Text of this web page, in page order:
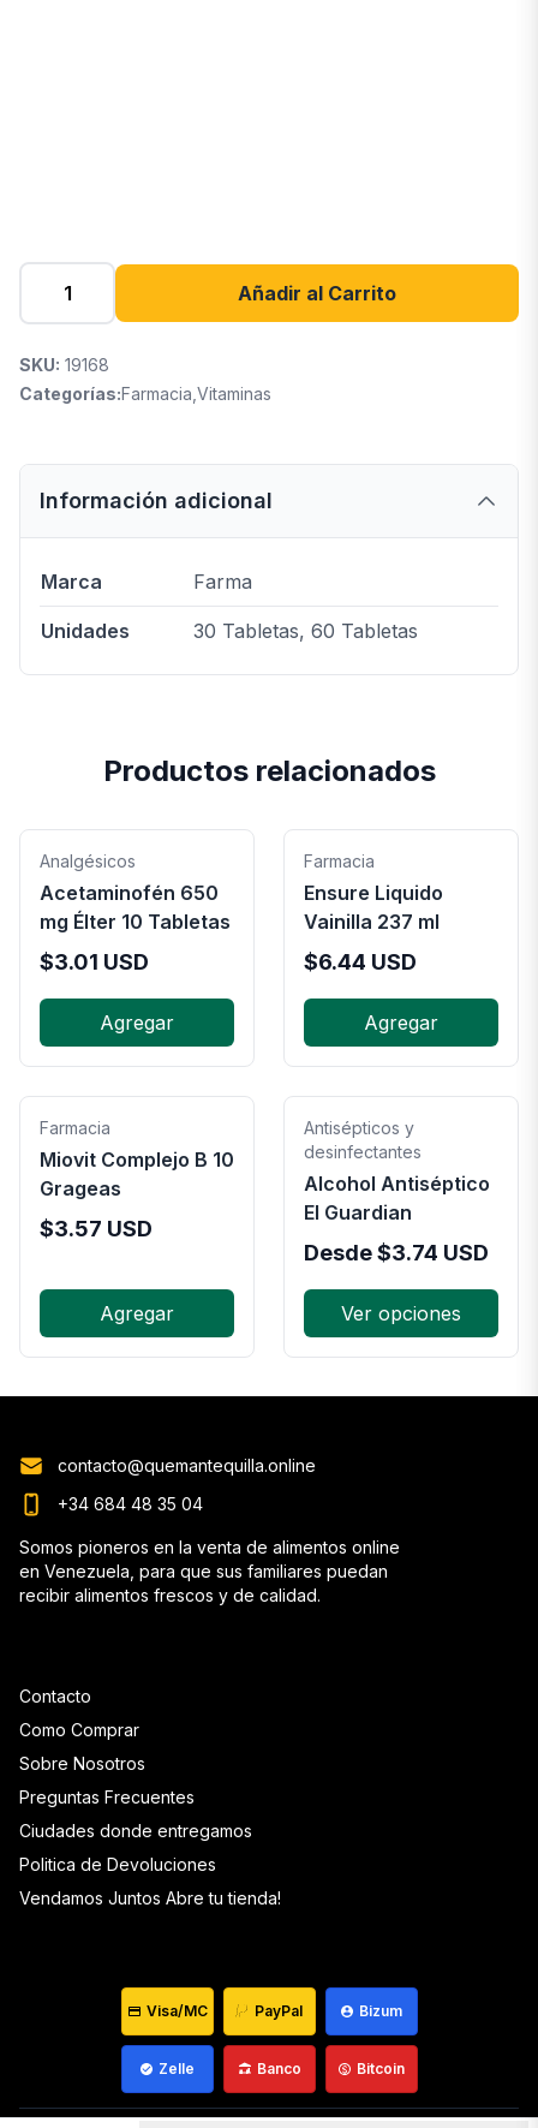
Añadir al Carrito
SKU: 19168
Categorías:Farmacia Vitaminas
Información adicional
Marca Farma
Unidades 30 Tabletas, 60 Tabletas
Productos relacionados
Analgésicos
Acetaminofén 650
mg Élter 10 Tabletas
$3.01 USD
Agregar
Farmacia
Ensure Liquido
Vainilla 237 ml
$6.44 USD
Agregar
Farmacia
Miovit Complejo B 10
Grageas
$3.57 USD
Agregar
Antisépticos y
desinfectantes
Alcohol Antiséptico
El Guardian
Desde$3.74 USD
Ver opciones
Contacto
Como Comprar
Sobre Nosotros
Preguntas Frecuentes
Ciudades donde entregamos
Politica de Devoluciones
Vendamos Juntos Abre tu tienda!
contacto@quemantequilla.online
+34 684 48 35 04
Somos pioneros en la venta de alimentos online
en Venezuela, para que sus familiares puedan
recibir alimentos frescos y de calidad.
Visa/MC PayPal Bizum
Zelle Banco Bitcoin